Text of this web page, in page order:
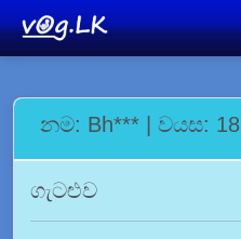
නම: Bh*** | වයස: 18
ගැටළුව